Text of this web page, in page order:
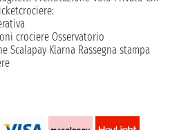
crociere Osservatorio
Scalapay Klarna Rassegna stampa